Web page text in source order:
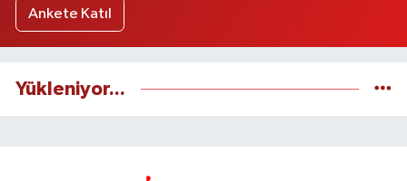
Ankete Katıl
Yükleniyor...